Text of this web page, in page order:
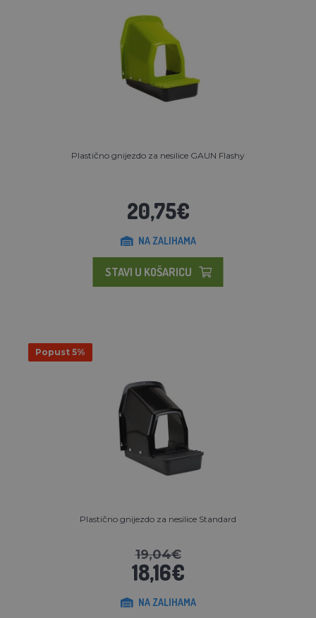
Plastično gnijezdo za nesilice GAUN Flashy
20,75€
NA ZALIHAMA
STAVI U KOŠARICU
Popust 5%
Plastično gnijezdo za nesilice Standard
19,04€
18,16€
NA ZALIHAMA